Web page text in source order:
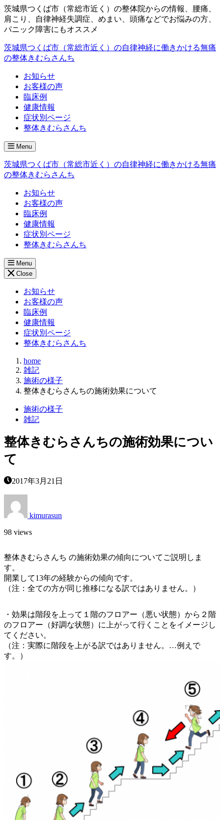
茨城県つくば市（常総市近く）の整体院からの情報、腰痛、
肩こり、自律神経失調症、めまい、頭痛などでお悩みの方、
パニック障害にもオススメ
茨城県つくば市（常総市近く）の自律神経に働きかける無痛
の整体きむらさんち
お知らせ
お客様の声
臨床例
健康情報
症状別ページ
整体きむらさんち
Menu
茨城県つくば市（常総市近く）の自律神経に働きかける無痛
の整体きむらさんち
お知らせ
お客様の声
臨床例
健康情報
症状別ページ
整体きむらさんち
Menu
Close
お知らせ
お客様の声
臨床例
健康情報
症状別ページ
整体きむらさんち
home
雑記
施術の様子
整体きむらさんちの施術効果について
施術の様子
雑記
整体きむらさんちの施術効果につい
て
2017年3月21日
kimurasun
98 views
整体きむらさんち の施術効果の傾向についてご説明しま
す。
開業して13年の経験からの傾向です。
（注：全ての方が同じ推移になる訳ではありません。）
・効果は階段を上って１階のフロアー（悪い状態）から２階
のフロアー（好調な状態）に上がって行くことをイメージし
てください。
（注：実際に階段を上がる訳ではありません。…例えで
す。）